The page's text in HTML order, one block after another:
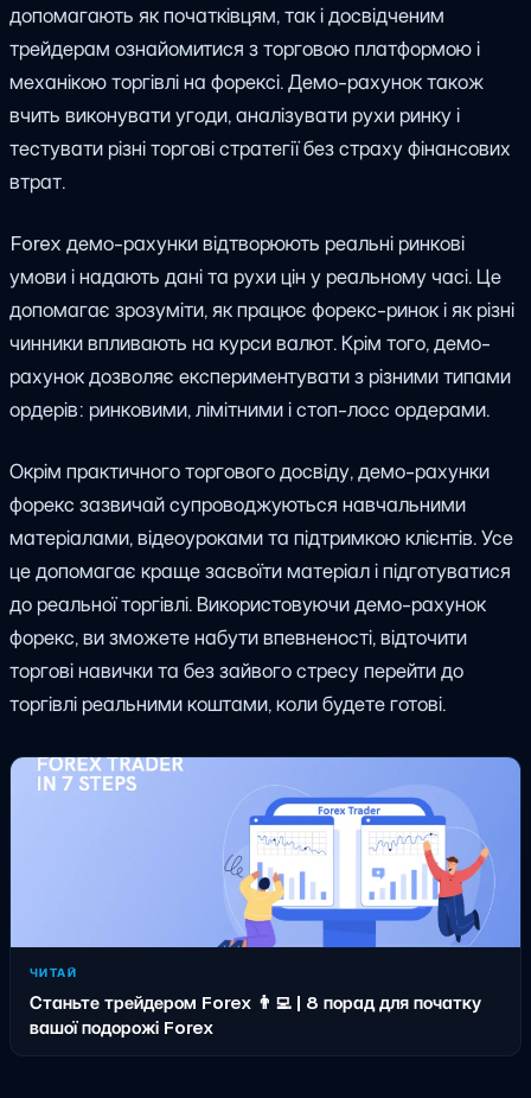
допомагають як початківцям, так і досвідченим
трейдерам ознайомитися з торговою платформою і
механікою торгівлі на форексі. Демо-рахунок також
вчить виконувати угоди, аналізувати рухи ринку і
тестувати різні торгові стратегії без страху фінансових
втрат.
Forex демо-рахунки відтворюють реальні ринкові
умови і надають дані та рухи цін у реальному часі. Це
допомагає зрозуміти, як працює форекс-ринок і як різні
чинники впливають на курси валют. Крім того, демо-
рахунок дозволяє експериментувати з різними типами
ордерів: ринковими, лімітними і стоп-лосс ордерами.
Окрім практичного торгового досвіду, демо-рахунки
форекс зазвичай супроводжуються навчальними
матеріалами, відеоуроками та підтримкою клієнтів. Усе
це допомагає краще засвоїти матеріал і підготуватися
до реальної торгівлі. Використовуючи демо-рахунок
форекс, ви зможете набути впевненості, відточити
торгові навички та без зайвого стресу перейти до
торгівлі реальними коштами, коли будете готові.
ЧИТАЙ
Станьте трейдером Forex 👨‍💻 | 8 порад для початку
вашої подорожі Forex